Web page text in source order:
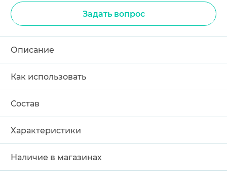
Задать вопрос
Описание
Как использовать
Состав
Характеристики
Наличие в магазинах